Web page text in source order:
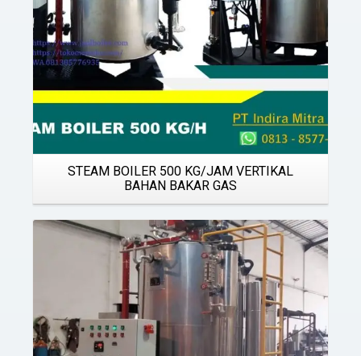
STEAM BOILER 500 KG/JAM VERTIKAL
BAHAN BAKAR GAS